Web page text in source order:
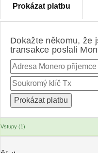
Prokázat platbu
Dokažte někomu, že
transakce poslali
Vstupy (1)